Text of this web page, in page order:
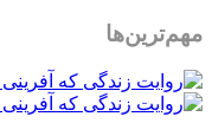
مهم‌ترین‌ها